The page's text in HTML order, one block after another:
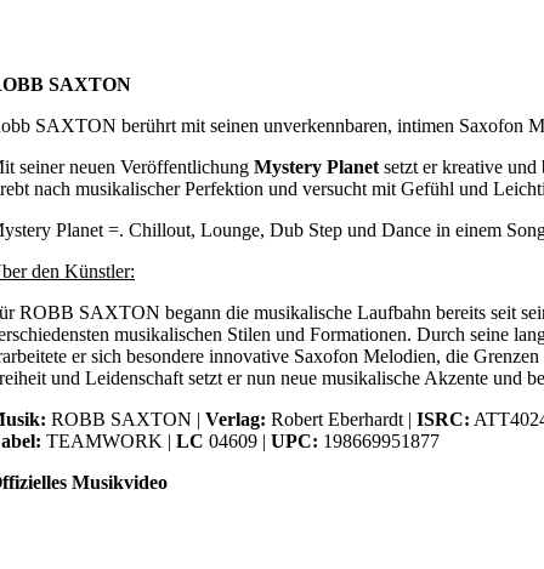
SAXTON
SAXTON berührt mit seinen unverkennbaren, intimen Saxofon
seiner neuen Veröffentlichung Mystery Planetsetzt er kreative und
nach musikalischer Perfektion und versucht mit Gefühl und
Planet =. Chillout, Lounge, Dub Step und Dance in einem
den Künstler:
ROBB SAXTON begann die musikalische Laufbahn bereits seit
musikalischen Stilen und Formationen. Durch seine
er sich besondere innovative Saxofon Melodien, die
und Leidenschaft setzt er nun neue musikalische Akzente und
ROBB SAXTON | Verlag: Robert Eberhardt | ISRC:
TEAMWORK | LC 04609 | UPC: 198669951877
Musikvideo